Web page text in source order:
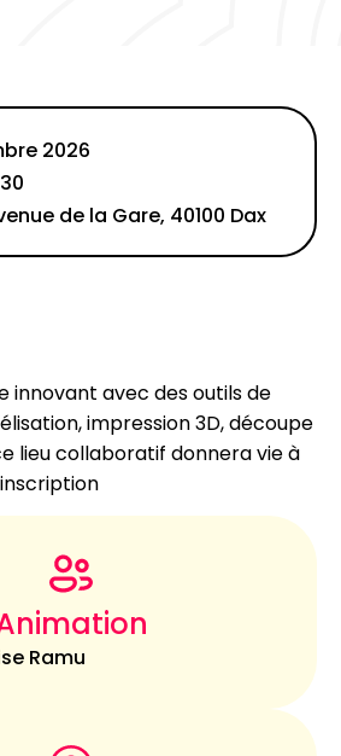
2026
de la Gare, 40100 Dax
innovant avec des outils de
impression 3D, découpe
lieu collaboratif donnera vie à
Ramu